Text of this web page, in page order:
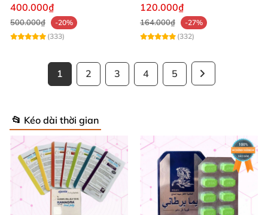
gian quan hệ nhanh
400.000₫
500.000₫
-20%
(333)
kéo dài quan hệ hiệu quả
120.000₫
164.000₫
-27%
(332)
1 2 3 4 5
📂 Kéo dài thời gian